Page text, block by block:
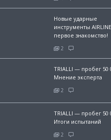
Новые ударные
инструменты
первое знакомство!
2
TRIALLI — пробег 50
Мнение эксперта
2
TRIALLI — пробег 50
Итоги испытаний
2